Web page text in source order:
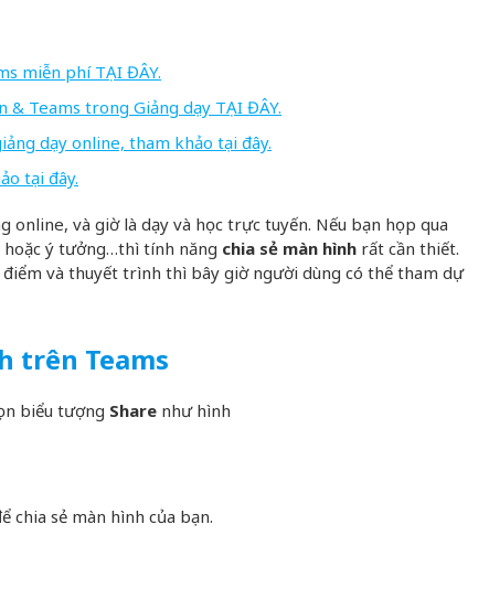
miễn phí TẠI ĐÂY.
& Teams trong Giảng dạy TẠI ĐÂY.
dạy online, tham khảo tại đây.
tại đây.
online, và giờ là dạy và học trực tuyến. Nếu bạn họp qua
ý tưởng…thì tính năng chia sẻ màn hình rất cần thiết.
và thuyết trình thì bây giờ người dùng có thể tham dự
trên Teams
biểu tượng Share như hình
chia sẻ màn hình của bạn.